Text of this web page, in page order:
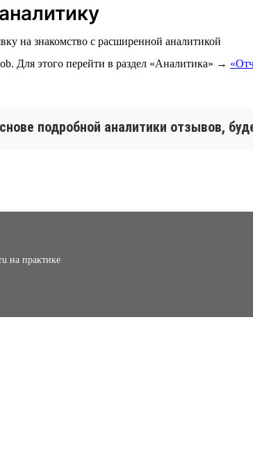
на знакомство с расширенной аналитикой
Для этого перейти в раздел «Аналитика» →
подробной аналитики отзывов,
на практике